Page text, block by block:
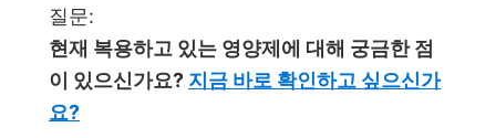
질문:
현재 복용하고 있는 영양제에 대해 궁금한 점
이 있으신가요? 지금 바로 확인하고 싶으신가
요?